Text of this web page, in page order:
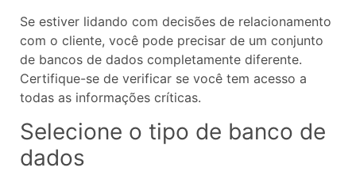
Se estiver lidando com decisões de relacionamento
com o cliente, você pode precisar de um conjunto
de bancos de dados completamente diferente.
Certifique-se de verificar se você tem acesso a
todas as informações críticas.
Selecione o tipo de banco de
dados